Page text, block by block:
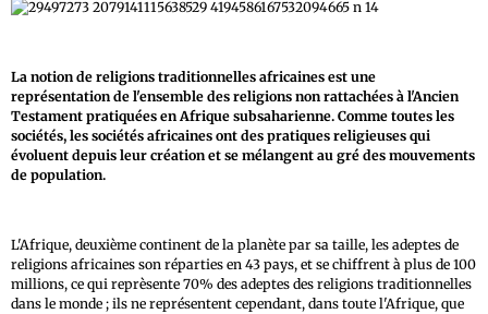
La notion de religions traditionnelles africaines est une
représentation de l'ensemble des religions non rattachées à l'Ancien
Testament pratiquées en Afrique subsaharienne. Comme toutes les
sociétés, les sociétés africaines ont des pratiques religieuses qui
évoluent depuis leur création et se mélangent au gré des mouvements
de population.
L'Afrique, deuxième continent de la planète par sa taille, les adeptes de
religions africaines son réparties en 43 pays, et se chiffrent à plus de 100
millions, ce qui reprèsente 70% des adeptes des religions traditionnelles
dans le monde ; ils ne représentent cependant, dans toute l'Afrique, que